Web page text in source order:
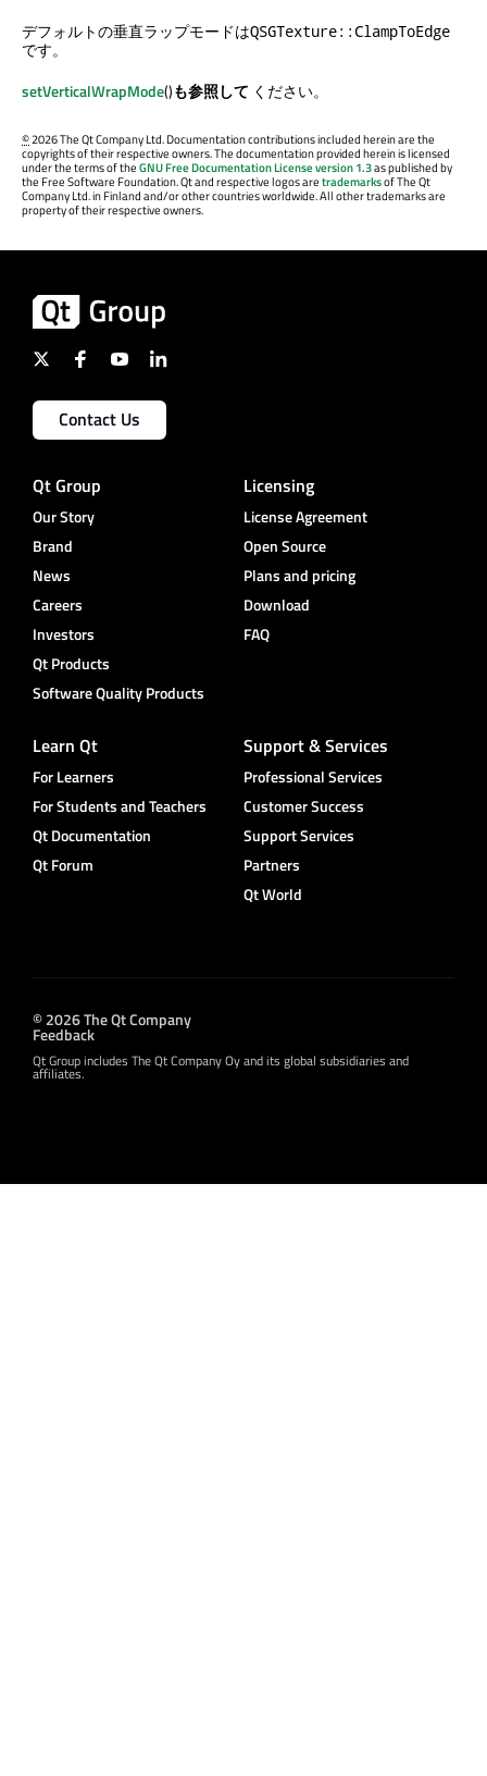
デフォルトの垂直ラップモードはQSGTexture::ClampToEdge
です。
setVerticalWrapMode()も参照して ください。
©2026 The Qt Company Ltd. Documentation contributions included herein are the
copyrights of their respective owners. The documentation provided herein is licensed
under the terms of theGNU Free Documentation License version 1.3as published by
the Free Software Foundation. Qt and respective logos aretrademarksof The Qt
Company Ltd. in Finland and/or other countries worldwide. All other trademarks are
property of their respective owners.
Contact Us
Qt Group
Our Story
Brand
News
Careers
Investors
Qt Products
Software Quality Products
Licensing
License Agreement
Open Source
Plans and pricing
Download
FAQ
Learn Qt
For Learners
For Students and Teachers
Qt Documentation
Qt Forum
Support & Services
Professional Services
Customer Success
Support Services
Partners
Qt World
© 2026 The Qt Company
Feedback
Qt Group includes The Qt Company Oy and its global subsidiaries and
affiliates.